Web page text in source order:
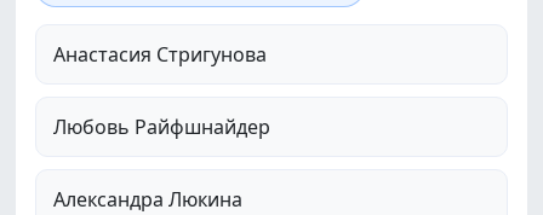
Анастасия Стригунова
Любовь Райфшнайдер
Александра Люкина